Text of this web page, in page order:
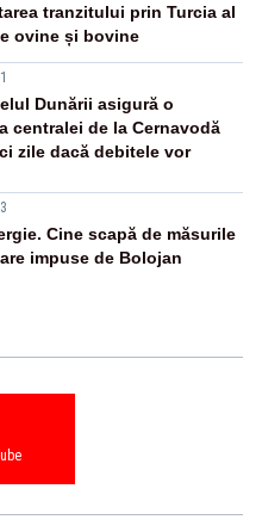
tranzitului prin Turcia al
ovine și bovine
Dunării asigură o
centralei de la Cernavodă
zile dacă debitele vor
Cine scapă de măsurile
impuse de Bolojan